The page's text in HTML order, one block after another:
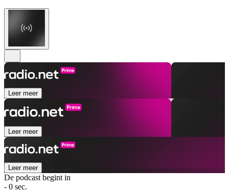
Leer meer
Leer meer
Leer meer
De podcast begint in
- 0 sec.